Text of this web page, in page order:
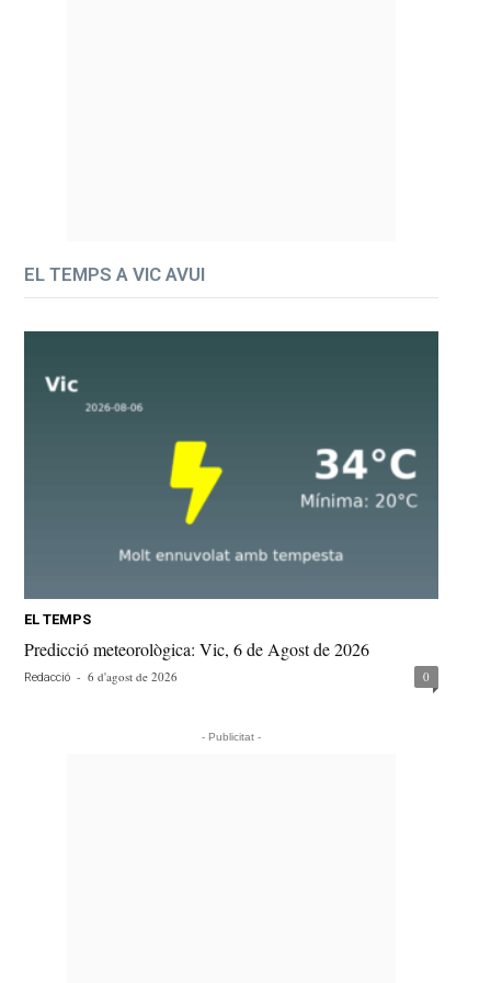
EL TEMPS A VIC AVUI
EL TEMPS
Predicció meteorològica: Vic, 6 de Agost de 2026
Redacció - 6 d'agost de 2026 0
- Publicitat -